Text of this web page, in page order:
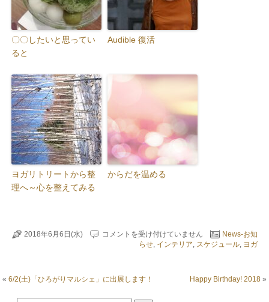
〇〇したいと思ってい
ると
Audible 復活
ヨガリトリートから整
理へ～心を整えてみる
からだを温める
2018年6月6日(水)
６
ジ
コメントを受け付けていません
News-お知
らせ, インテリア, スケジュール, ヨガ
«6/2(土)「ひろがりマルシェ」に出展します！ Happy Birthday! 2018»